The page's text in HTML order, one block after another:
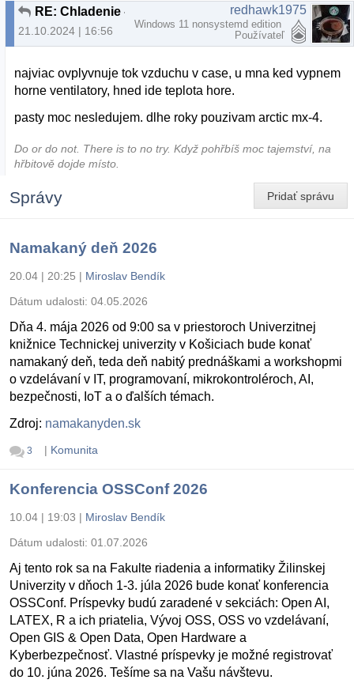
RE: Chladenie - intermezzo
21.10.2024 | 16:56
redhawk1975
Windows 11 nonsystemd edition
Používateľ
najviac ovplyvnuje tok vzduchu v case, u mna ked vypnem
horne ventilatory, hned ide teplota hore.
pasty moc nesledujem. dlhe roky pouzivam arctic mx-4.
Do or do not. There is to no try.​ Když pohřbíš moc tajemství, na
hřbitově dojde místo.
Pridať správu
Správy
Namakaný deň 2026
20.04 | 20:25 | Miroslav Bendík
Dátum udalosti: 04.05.2026
Dňa 4. mája 2026 od 9:00 sa v priestoroch Univerzitnej
knižnice Technickej univerzity v Košiciach bude konať
namakaný deň, teda deň nabitý prednáškami a workshopmi
o vzdelávaní v IT, programovaní, mikrokontroléroch, AI,
bezpečnosti, IoT a o ďalších témach.
Zdroj: namakanyden.sk
3 | Komunita
Konferencia OSSConf 2026
10.04 | 19:03 | Miroslav Bendík
Dátum udalosti: 01.07.2026
Aj tento rok sa na Fakulte riadenia a informatiky Žilinskej
Univerzity v dňoch 1-3. júla 2026 bude konať konferencia
OSSConf. Príspevky budú zaradené v sekciách: Open AI,
LATEX, R a ich priatelia, Vývoj OSS, OSS vo vzdelávaní,
Open GIS & Open Data, Open Hardware a
Kyberbezpečnosť. Vlastné príspevky je možné registrovať
do 10. júna 2026. Tešíme sa na Vašu návštevu.